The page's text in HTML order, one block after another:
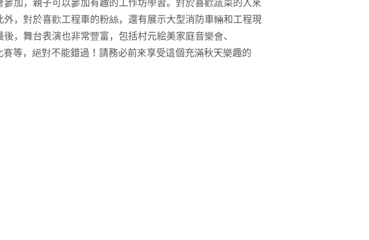
，對於喜歡工程車的粉絲，還有展示大型消防車輛和工程現
，舞台表演也非常豐富，包括村元絵美家庭音樂會、
等，絕對不能錯過！請務必前來享受這個充滿秋天樂趣的